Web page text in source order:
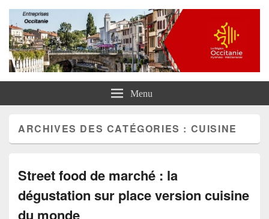
Entreprises Occitanie
Menu
ARCHIVES DES CATÉGORIES : CUISINE
Street food de marché : la
dégustation sur place version cuisine
du monde